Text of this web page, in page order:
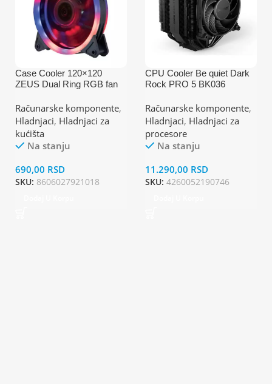
Case Cooler 120×120
ZEUS Dual Ring RGB fan
Računarske komponente,
Hladnjaci, Hladnjaci za
kućišta
Na stanju
690,00 RSD
SKU: 8606027921018
CPU Cooler Be quiet Dark
Rock PRO 5 BK036
1200,1700)/TDP-270W
Računarske komponente,
Hladnjaci, Hladnjaci za
procesore
Na stanju
11.290,00 RSD
SKU: 4260052190746